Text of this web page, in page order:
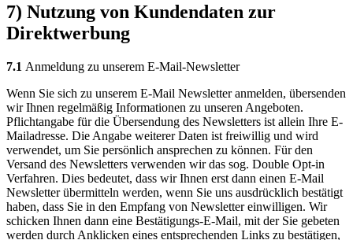
7) Nutzung von Kundendaten zur
Direktwerbung
7.1 Anmeldung zu unserem E-Mail-Newsletter
Wenn Sie sich zu unserem E-Mail Newsletter anmelden, übersenden
wir Ihnen regelmäßig Informationen zu unseren Angeboten.
Pflichtangabe für die Übersendung des Newsletters ist allein Ihre E-
Mailadresse. Die Angabe weiterer Daten ist freiwillig und wird
verwendet, um Sie persönlich ansprechen zu können. Für den
Versand des Newsletters verwenden wir das sog. Double Opt-in
Verfahren. Dies bedeutet, dass wir Ihnen erst dann einen E-Mail
Newsletter übermitteln werden, wenn Sie uns ausdrücklich bestätigt
haben, dass Sie in den Empfang von Newsletter einwilligen. Wir
schicken Ihnen dann eine Bestätigungs-E-Mail, mit der Sie gebeten
werden durch Anklicken eines entsprechenden Links zu bestätigen,